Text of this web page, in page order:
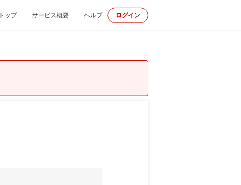
トップ サービス概要 ヘルプ ログイン